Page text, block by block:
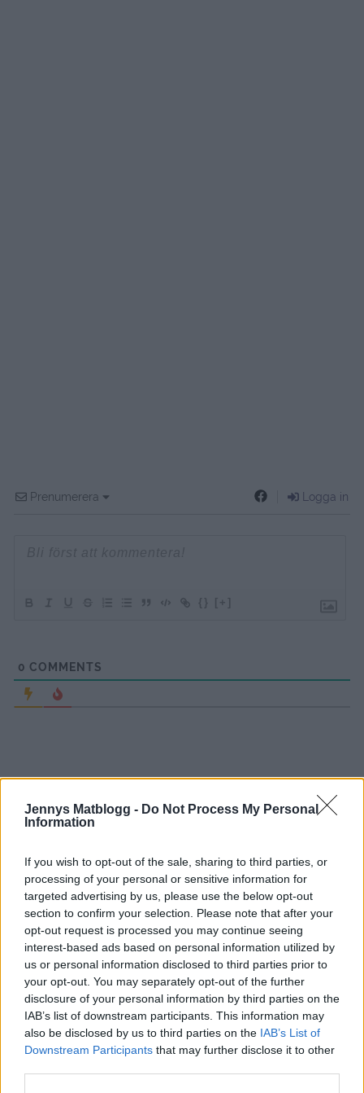
Jennys Matblogg - Do Not Process My Personal
Information
If you wish to opt-out of the sale, sharing to third parties, or
processing of your personal or sensitive information for
targeted advertising by us, please use the below opt-out
section to confirm your selection. Please note that after your
opt-out request is processed you may continue seeing
interest-based ads based on personal information utilized by
us or personal information disclosed to third parties prior to
your opt-out. You may separately opt-out of the further
disclosure of your personal information by third parties on the
IAB’s list of downstream participants. This information may
also be disclosed by us to third parties on the IAB’s List of
Downstream Participants that may further disclose it to other
Prenumerera Logga in
{} [+]
0 COMMENTS
Krämig cheesecake med
passionsfrukt
Godmorgon,
Lördag och jag tänkte starta dagen med något sött. Tror
att ni är ett gäng som letar efter kvällens dessert. Denna
har min syster bakat. Hon är grym på att baka!